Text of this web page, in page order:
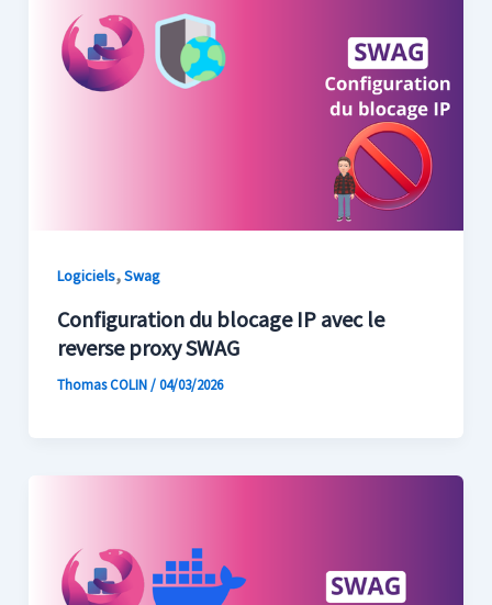
Logiciels,Swag
Configuration du blocage IP avec le
reverse proxy SWAG
Thomas COLIN/04/03/2026